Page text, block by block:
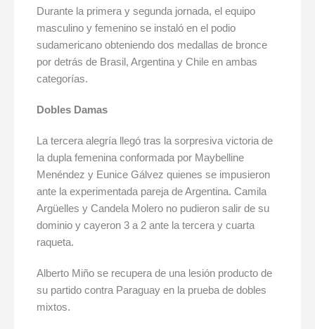
Durante la primera y segunda jornada, el equipo
masculino y femenino se instaló en el podio
sudamericano obteniendo dos medallas de bronce
por detrás de Brasil, Argentina y Chile en ambas
categorías.
Dobles Damas
La tercera alegría llegó tras la sorpresiva victoria de
la dupla femenina conformada por Maybelline
Menéndez y Eunice Gálvez quienes se impusieron
ante la experimentada pareja de Argentina. Camila
Argüelles y Candela Molero no pudieron salir de su
dominio y cayeron 3 a 2 ante la tercera y cuarta
raqueta.
Alberto Miño se recupera de una lesión producto de
su partido contra Paraguay en la prueba de dobles
mixtos.